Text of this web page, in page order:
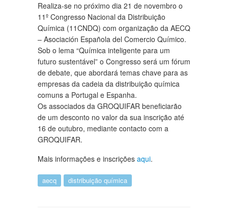
Realiza-se no próximo dia 21 de novembro o
11º Congresso Nacional da Distribuição
Química (11CNDQ) com organização da AECQ
– Asociación Española del Comercio Químico.
Sob o lema “Química inteligente para um
futuro sustentável” o Congresso será um fórum
de debate, que abordará temas chave para as
empresas da cadeia da distribuição química
comuns a Portugal e Espanha.
Os associados da GROQUIFAR beneficiarão
de um desconto no valor da sua inscrição até
16 de outubro, mediante contacto com a
GROQUIFAR.
Mais informações e inscrições aqui.
aecq distribuição química